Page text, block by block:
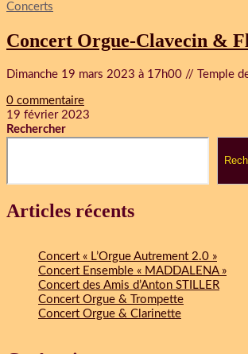
Concerts
Concert Orgue-Clavecin &
Dimanche 19 mars 2023 à 17h00 // Temple
0 commentaire
19 février 2023
Rechercher
Articles récents
Concert « L’Orgue Autrement 2.0 »
Concert Ensemble « MADDALENA »
Concert des Amis d’Anton STILLER
Concert Orgue & Trompette
Concert Orgue & Clarinette